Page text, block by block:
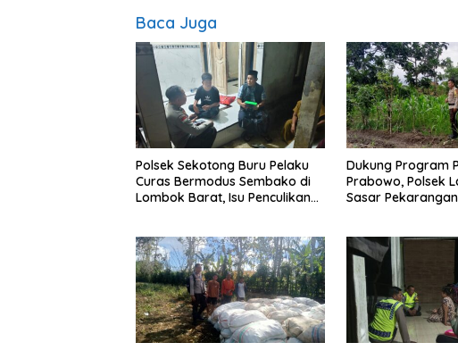
Baca Juga
Polsek Sekotong Buru Pelaku
Curas Bermodus Sembako di
Lombok Barat, Isu Penculikan
Dukung Program
Prabowo, Polsek
Sasar